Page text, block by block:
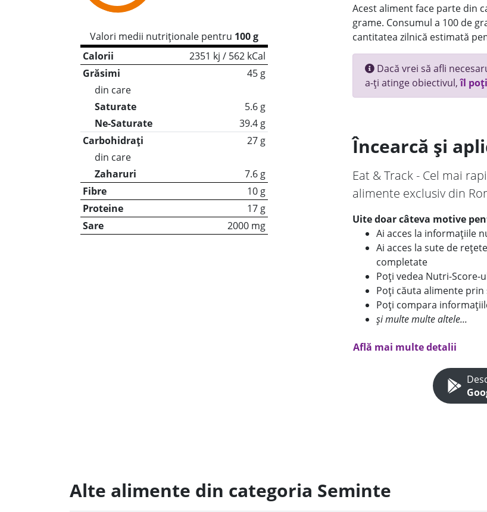
Valori medii nutriționale pentru 100 g
Calorii
2351 kj / 562 kCal
Grăsimi
45 g
din care
Saturate
5.6 g
Ne-Saturate
39.4 g
Carbohidrați
27 g
din care
Zaharuri
7.6 g
Fibre
10 g
Proteine
17 g
Sare
2000 mg
Acest aliment face parte din
grame. Consumul a 100 de
cantitatea zilnică estimată
Dacă vrei să afli
a-ți atinge obiectivul,îl
Încearcă și
Eat & Track - Cel mai
alimente exclusiv din
Uite doar câteva motive
Ai acces la informațiile
Ai acces la sute de
completate
Poți vedea Nutri-Score-
Poți căuta alimente
Poți compara
și multe multe altele...
Află mai multe detalii
Alte alimente din categoria Seminte